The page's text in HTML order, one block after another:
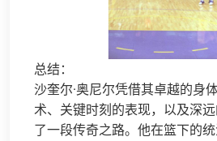
总结：
沙奎尔·奥尼尔凭借其卓越的身
术、关键时刻的表现，以及深
了一段传奇之路。他在篮下的统